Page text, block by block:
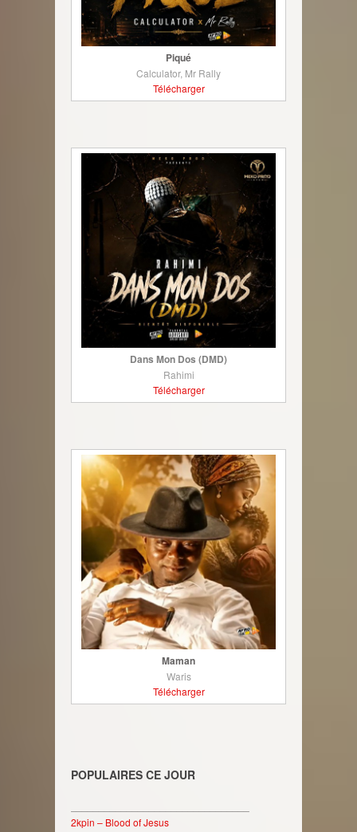
Piqué
Calculator, Mr Rally
Télécharger
Dans Mon Dos (DMD)
Rahimi
Télécharger
Maman
Waris
Télécharger
POPULAIRES CE JOUR
2kpin – Blood of Jesus